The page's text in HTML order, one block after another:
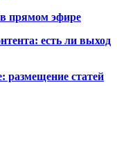
прямом эфире
есть ли выход
размещение статей